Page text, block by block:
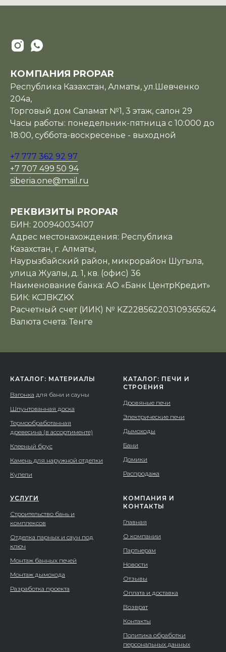
КОМПАНИЯ PROPAR
Республика Казахстан, Алматы, ул.Шевченко
204а,
Торговый дом Саламат №1, 3 этаж, салон 29
Часы работы: понедельник-пятница с 10:000 до
18:00, суббота-воскресенье - выходной
+7 777 362 92 97
+7 707 499 50 94
siberia.one@mail.ru
РЕКВИЗИТЫ PROPAR
БИН: 200940034107
Адрес местонахождения: Республика
Казахстан, г. Алматы,
Наурызбайский район, микрорайон Шугыла,
улица Жуалы, д. 1, кв. (офис) 36
Наименование банка: АО «Банк ЦентрКредит»
БИК: KCJBKZKX
Расчетный счет (ИИК) № KZ228562203109365624
Валюта счета: Тенге
КАТАЛОГ: МАТЕРИАЛЫ
Вагонка для бани и сауны
Шпунтованная доска
Термообработанная
древесина (в ассортименте)
Клееный брус
Камень для наружной отделки
Купели
КАТАЛОГ: ПЕЧИ И
СТРОЕНИЯ
Дровяные печи
Электрические печи
Дымоходы
Бани
Домики
Распродажа
УСЛУГИ
Строительство бань и
комплексов
Отделка парных и саун под
ключ
Монтаж банных печей
Монтаж дымохода
Разработка проекта
КОМПАНИЯ И
КОНТАКТЫ
Главная
О компании
Партнерам
Новости
Отзывы
Оплата и доставка
Возврат
Контакты
Политика обработки
персональных данных